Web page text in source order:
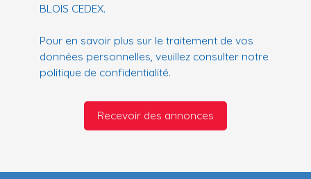
BLOIS CEDEX.
Pour en savoir plus sur le traitement de vos
données personnelles, veuillez consulter notre
politique de confidentialité.
Recevoir des annonces